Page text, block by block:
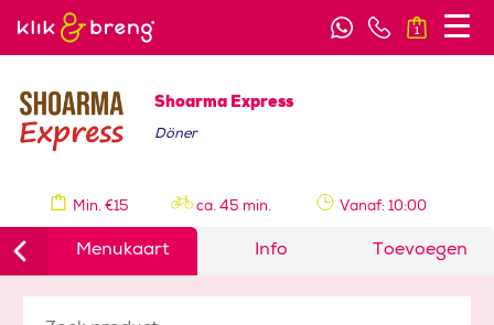
1
Shoarma Express
Döner
Min. €15 ca. 45 min. Vanaf: 10:00
Menukaart Info Toevoegen